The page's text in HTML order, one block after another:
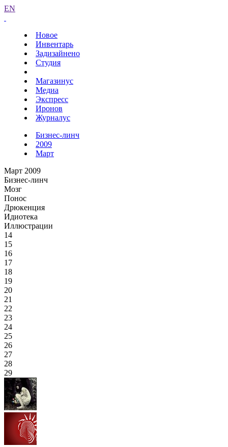
EN
Новое
Инвентарь
Задизайнено
Студия
Магазинус
Медиа
Экспресс
Иронов
Журналус
Бизнес-линч
2009
Март
Март 2009
Бизнес-линч
Мозг
Понос
Дрюкенция
Идиотека
Иллюстрации
14
15
16
17
18
19
20
21
22
23
24
25
26
27
28
29